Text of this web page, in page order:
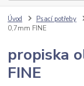
Úvod Psací potřeby
0,7mm FINE
propiska
FINE